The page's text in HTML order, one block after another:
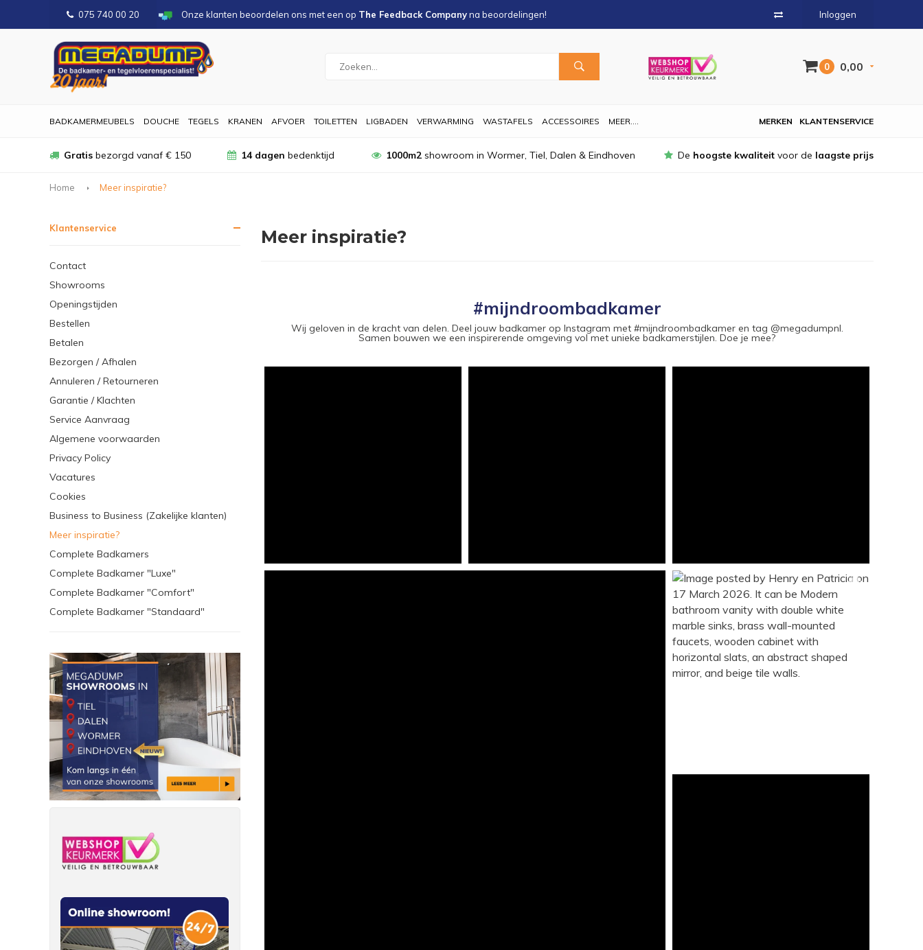
075 740 00 20 Onze klanten beoordelen ons met een op The Feedback Companyna beoordelingen! Inloggen
0 0,00
BADKAMERMEUBELS DOUCHE TEGELS KRANEN AFVOER TOILETTEN LIGBADEN VERWARMING WASTAFELS ACCESSOIRES MEER.... KLANTENSERVICE
MERKEN
Gratis bezorgd vanaf € 150 14 dagen bedenktijd 1000m2showroom in Wormer, Tiel, Dalen & Eindhoven De hoogste kwaliteit voor de laagste prijs
Home Meer inspiratie?
Klantenservice
Contact
Showrooms
Openingstijden
Bestellen
Betalen
Bezorgen / Afhalen
Annuleren / Retourneren
Garantie / Klachten
Service Aanvraag
Algemene voorwaarden
Privacy Policy
Vacatures
Cookies
Business to Business (Zakelijke klanten)
Meer inspiratie?
Complete Badkamers
Complete Badkamer "Luxe"
Complete Badkamer "Comfort"
Complete Badkamer "Standaard"
Meer inspiratie?
#mijndroombadkamer
Wij geloven in de kracht van delen. Deel jouw badkamer op Instagram met #mijndroombadkamer en tag @megadumpnl.
Samen bouwen we een inspirerende omgeving vol met unieke badkamerstijlen. Doe je mee?